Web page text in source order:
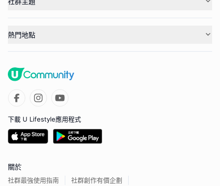
熱門地點
下載 U Lifestyle應用程式
關於
社群最強使用指南
社群創作有價企劃